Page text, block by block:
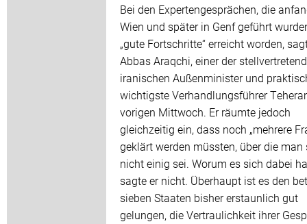
Bei den Expertengesprächen, die
Wien und später in Genf geführt
„gute Fortschritte“ erreicht worden,
Abbas Araqchi, einer der
iranischen Außenminister und
wichtigste Verhandlungsführer
vorigen Mittwoch. Er räumte jedoch
gleichzeitig ein, dass noch „mehrere
geklärt werden müssten, über die man
nicht einig sei. Worum es sich dabei
sagte er nicht. Überhaupt ist es den
sieben Staaten bisher erstaunlich gut
gelungen, die Vertraulichkeit ihrer